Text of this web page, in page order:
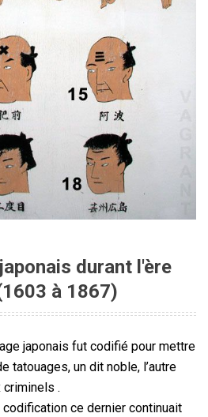
durant l'ère
à 1867)
japonais fut codifié pour mettre
tatouages, un dit noble, l’autre
criminels .
ce dernier continuait